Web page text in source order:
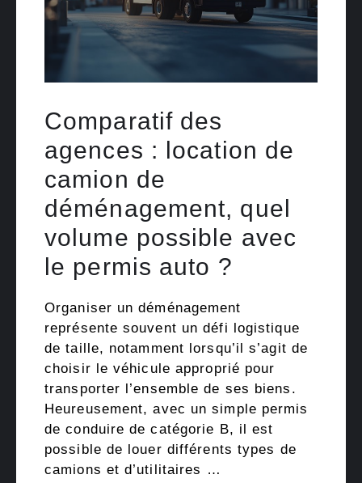
Comparatif des
agences : location de
camion de
déménagement, quel
volume possible avec
le permis auto ?
Organiser un déménagement
représente souvent un défi logistique
de taille, notamment lorsqu’il s’agit de
choisir le véhicule approprié pour
transporter l’ensemble de ses biens.
Heureusement, avec un simple permis
de conduire de catégorie B, il est
possible de louer différents types de
camions et d’utilitaires …